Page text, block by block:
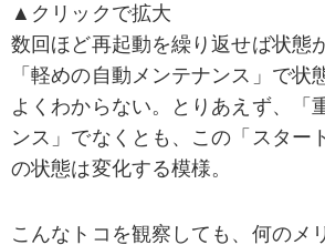
▲クリックで拡大
数回ほど再起動を繰り返せば状態
「軽めの自動メンテナンス」で状
よくわからない。とりあえず、「
ンス」でなくとも、この「スター
の状態は変化する模様。
こんなトコを観察しても、何のメ